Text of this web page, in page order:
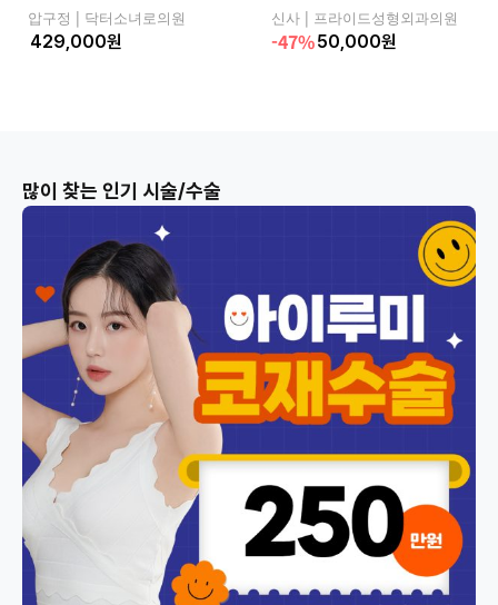
압구정 | 닥터소녀로의원
원
신사 | 프라이드성형외과의원
-47%50,000원
많이 찾는 인기 시술/수술